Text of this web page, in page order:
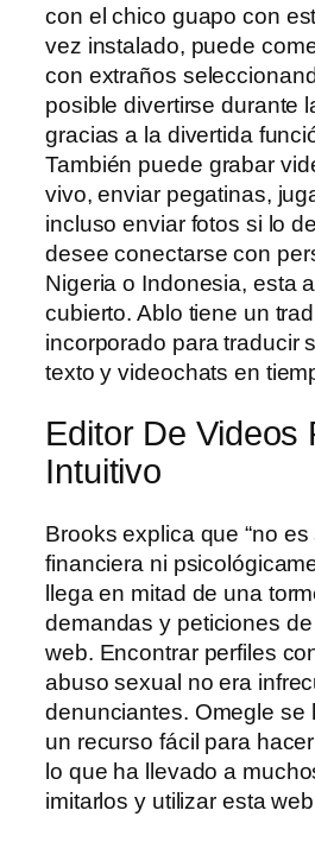
con el chico guapo con
vez instalado, puede
con extraños
posible divertirse durante
gracias a la divertida
También puede grabar
vivo, enviar pegatinas,
incluso enviar fotos si lo
desee conectarse con
Nigeria o Indonesia, esta
cubierto. Ablo tiene un
incorporado para traducir
texto y videochats en
Editor De Videos
Intuitivo
Brooks explica que “no
financiera ni
llega en mitad de una
demandas y peticiones
web. Encontrar perfiles
abuso sexual no era
denunciantes. Omegle se
un recurso fácil para
lo que ha llevado a
imitarlos y utilizar esta